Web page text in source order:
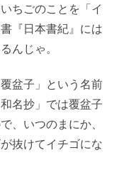
ちごのことを「イ
『日本書紀』には
んじゃ。
盆子」という名前
名抄」では覆盆子
、いつのまにか、
抜けてイチゴにな